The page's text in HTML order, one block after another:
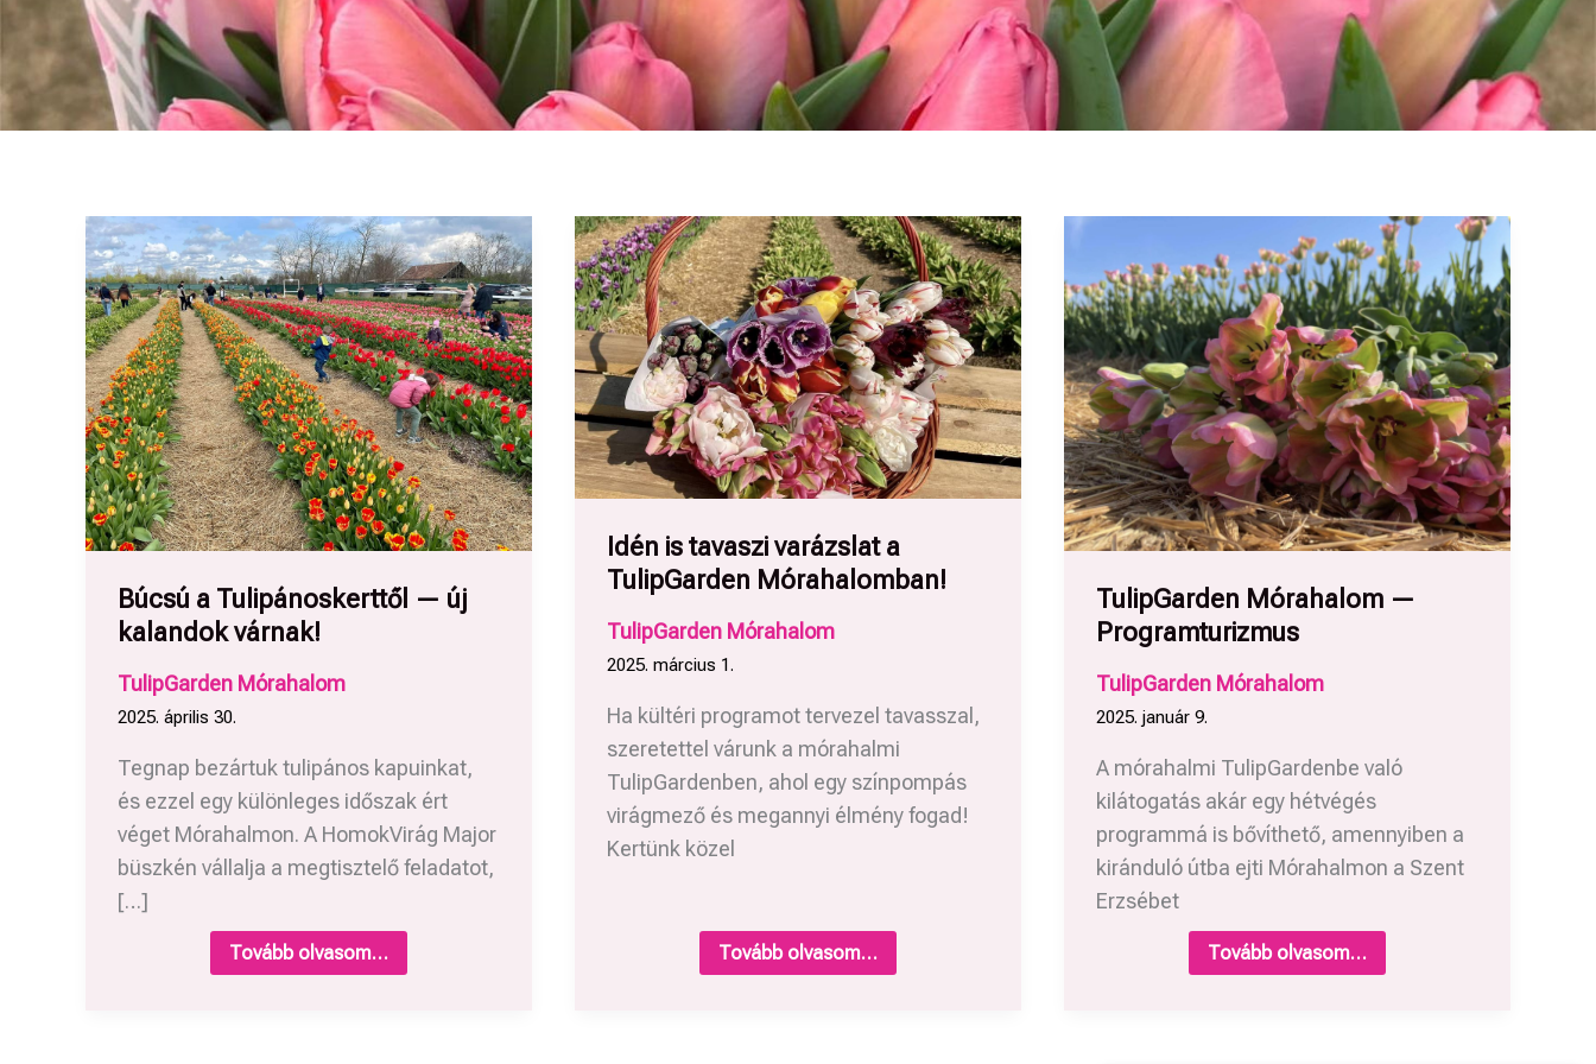
Búcsú a Tulipánoskerttől — új
kalandok várnak!
TulipGarden Mórahalom
2025. április 30.
Tegnap bezártuk tulipános kapuinkat,
és ezzel egy különleges időszak ért
véget Mórahalmon. A HomokVirág Major
büszkén vállalja a megtisztelő feladatot,
[…]
Idén is tavaszi varázslat a
TulipGarden Mórahalomban!
TulipGarden Mórahalom
2025. március 1.
Ha kültéri programot tervezel tavasszal,
szeretettel várunk a mórahalmi
TulipGardenben, ahol egy színpompás
virágmező és megannyi élmény fogad!
Kertünk közel
TulipGarden Mórahalom —
Programturizmus
TulipGarden Mórahalom
2025. január 9.
A mórahalmi TulipGardenbe való
kilátogatás akár egy hétvégés
programmá is bővíthető, amennyiben a
kiránduló útba ejti Mórahalmon a Szent
Erzsébet